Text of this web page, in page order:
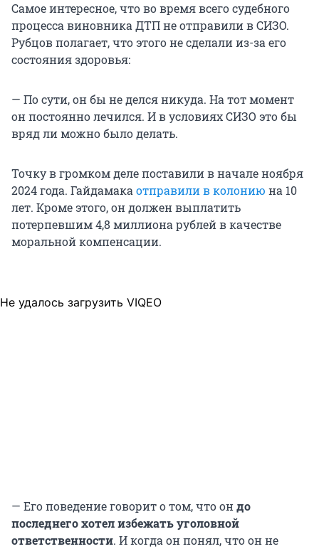
Самое интересное, что во время всего судебного
процесса виновника ДТП не отправили в СИЗО.
Рубцов полагает, что этого не сделали из-за его
состояния здоровья:
— По сути, он бы не делся никуда. На тот момент
он постоянно лечился. И в условиях СИЗО это бы
вряд ли можно было делать.
Точку в громком деле поставили в начале ноября
2024 года. Гайдамакаотправили в колонию на 10
лет. Кроме этого, он должен выплатить
потерпевшим 4,8 миллиона рублей в качестве
моральной компенсации.
Не удалось загрузить VIQEO
— Его поведение говорит о том, что ондо
последнего хотел избежать уголовной
ответственности. И когда он понял, что он не